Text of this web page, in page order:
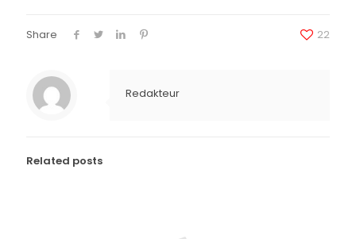
Share 22
Redakteur
Related posts